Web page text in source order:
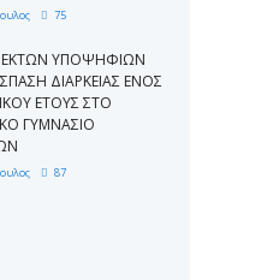
75
ΥΠΟΨΗΦΙΩΝ
ΔΙΑΡΚΕΙΑΣ ΕΝΟΣ
ΕΤΟΥΣ ΣΤΟ
ΓΥΜΝΑΣΙΟ
87